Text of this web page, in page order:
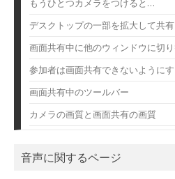
もうひとつカメラをつけると…
デスクトップの一部を拡大して共有
画面共有中に他のウィンドウに切
参加者は画面共有できないように
画面共有中のツールバー
カメラの画質と画面共有の画質
音声に関するページ